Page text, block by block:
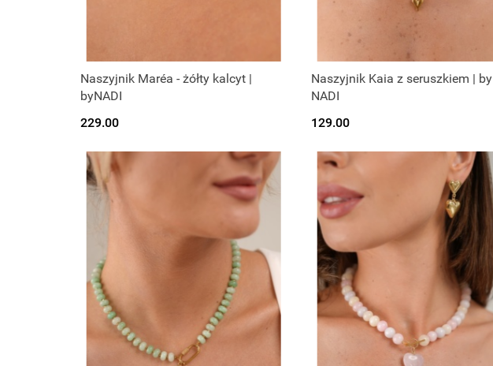
Naszyjnik Maréa - żółty kalcyt |
byNADI
229.00
Naszyjnik Kaia z seruszkiem | by
NADI
129.00